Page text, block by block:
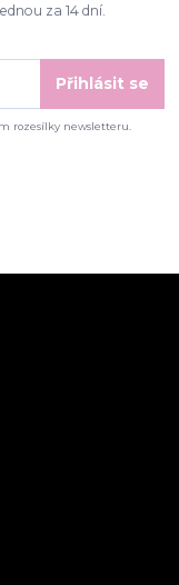
za 14 dní.
Přihlásit se
rozesílky newsletteru.